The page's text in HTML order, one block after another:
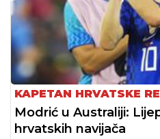
KAPETAN HRVATSKE
Modrić u Australiji:
hrvatskih navijača